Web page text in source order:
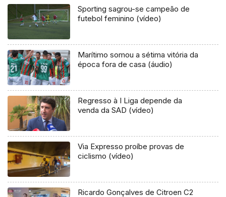
Sporting sagrou-se campeão de
futebol feminino (vídeo)
Marítimo somou a sétima vitória da
época fora de casa (áudio)
Regresso à I Liga depende da
venda da SAD (vídeo)
Via Expresso proíbe provas de
ciclismo (vídeo)
Ricardo Gonçalves de Citroen C2